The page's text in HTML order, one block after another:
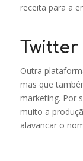
receita para a
Twitter
Outra
mas que
marketing. Por
muito a
alavancar o